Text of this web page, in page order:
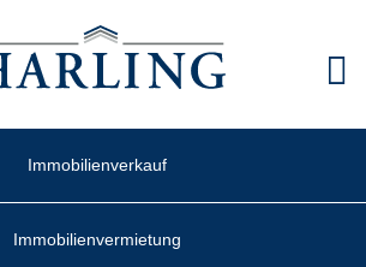
Immobilienverkauf
Immobilienvermietung